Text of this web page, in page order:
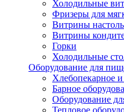
Холодильные
Фризеры для
Витрины
Витрины
Горки
Холодильные
Оборудование для
Хлебопекарное
Барное
Оборудование
Тепловое